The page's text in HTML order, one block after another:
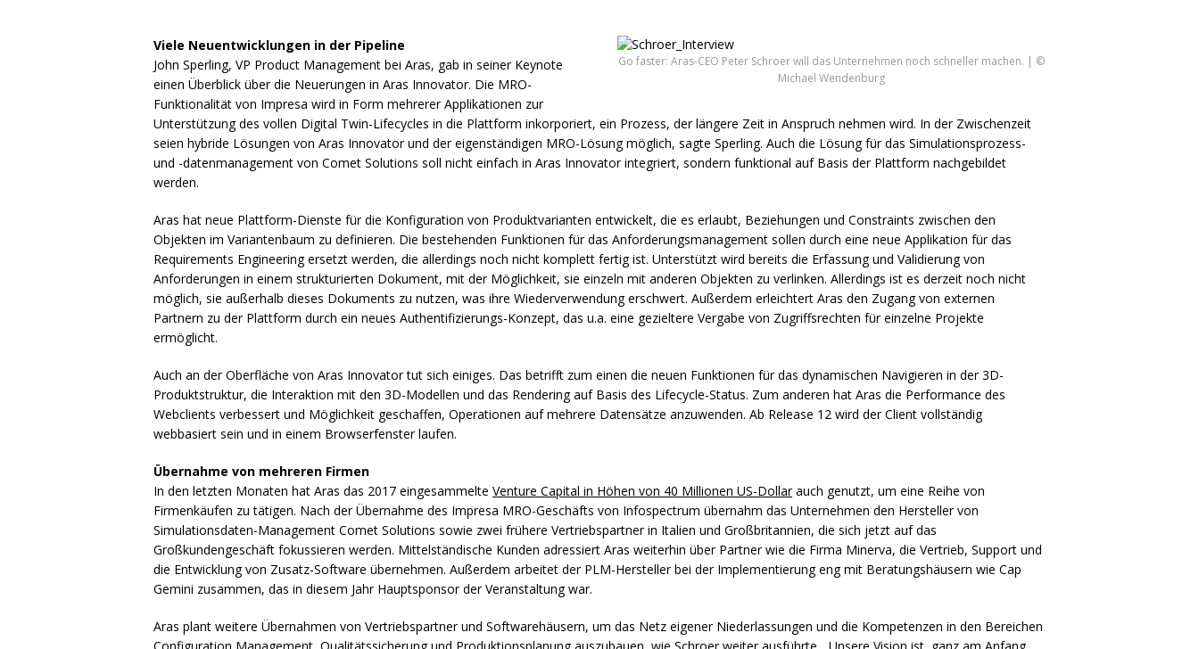
Go faster: Aras-CEO Peter Schroer will das Unternehmen noch schneller machen. | ©
Michael Wendenburg
Viele Neuentwicklungen in der Pipeline
John Sperling, VP Product Management bei Aras, gab in seiner Keynote
einen Überblick über die Neuerungen in Aras Innovator. Die MRO-
Funktionalität von Impresa wird in Form mehrerer Applikationen zur
Unterstützung des vollen Digital Twin-Lifecycles in die Plattform inkorporiert, ein Prozess, der längere Zeit in Anspruch nehmen wird. In der Zwischenzeit
seien hybride Lösungen von Aras Innovator und der eigenständigen MRO-Lösung möglich, sagte Sperling. Auch die Lösung für das Simulationsprozess-
und -datenmanagement von Comet Solutions soll nicht einfach in Aras Innovator integriert, sondern funktional auf Basis der Plattform nachgebildet
werden.
Aras hat neue Plattform-Dienste für die Konfiguration von Produktvarianten entwickelt, die es erlaubt, Beziehungen und Constraints zwischen den
Objekten im Variantenbaum zu definieren. Die bestehenden Funktionen für das Anforderungsmanagement sollen durch eine neue Applikation für das
Requirements Engineering ersetzt werden, die allerdings noch nicht komplett fertig ist. Unterstützt wird bereits die Erfassung und Validierung von
Anforderungen in einem strukturierten Dokument, mit der Möglichkeit, sie einzeln mit anderen Objekten zu verlinken. Allerdings ist es derzeit noch nicht
möglich, sie außerhalb dieses Dokuments zu nutzen, was ihre Wiederverwendung erschwert. Außerdem erleichtert Aras den Zugang von externen
Partnern zu der Plattform durch ein neues Authentifizierungs-Konzept, das u.a. eine gezieltere Vergabe von Zugriffsrechten für einzelne Projekte
ermöglicht.
Auch an der Oberfläche von Aras Innovator tut sich einiges. Das betrifft zum einen die neuen Funktionen für das dynamischen Navigieren in der 3D-
Produktstruktur, die Interaktion mit den 3D-Modellen und das Rendering auf Basis des Lifecycle-Status. Zum anderen hat Aras die Performance des
Webclients verbessert und Möglichkeit geschaffen, Operationen auf mehrere Datensätze anzuwenden. Ab Release 12 wird der Client vollständig
webbasiert sein und in einem Browserfenster laufen.
Übernahme von mehreren Firmen
In den letzten Monaten hat Aras das 2017 eingesammelte Venture Capital in Höhen von 40 Millionen US-Dollarauch genutzt, um eine Reihe von
Firmenkäufen zu tätigen. Nach der Übernahme des Impresa MRO-Geschäfts von Infospectrum übernahm das Unternehmen den Hersteller von
Simulationsdaten-Management Comet Solutions sowie zwei frühere Vertriebspartner in Italien und Großbritannien, die sich jetzt auf das
Großkundengeschäft fokussieren werden. Mittelständische Kunden adressiert Aras weiterhin über Partner wie die Firma Minerva, die Vertrieb, Support und
die Entwicklung von Zusatz-Software übernehmen. Außerdem arbeitet der PLM-Hersteller bei der Implementierung eng mit Beratungshäusern wie Cap
Gemini zusammen, das in diesem Jahr Hauptsponsor der Veranstaltung war.
Aras plant weitere Übernahmen von Vertriebspartner und Softwarehäusern, um das Netz eigener Niederlassungen und die Kompetenzen in den Bereichen